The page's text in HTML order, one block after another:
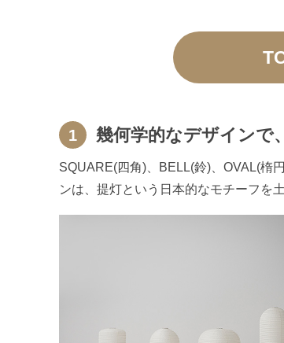
1 幾何学的なデザインで、
SQUARE(四角)、BELL(鈴)、OVAL(楕
ンは、提灯という日本的なモチーフを